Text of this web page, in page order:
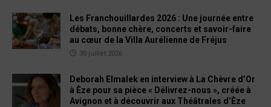
Les Franchouillardes 2026 : Une journée entre
débats, bonne chère, concerts et savoir-faire
au cœur de la Villa Aurélienne de Fréjus
30 juillet 2026
Deborah Elmalek en interview à La Chèvre d’Or
à Èze pour sa pièce « Délivrez-nous », créée à
Avignon et à découvrir aux Théâtrales d’Èze